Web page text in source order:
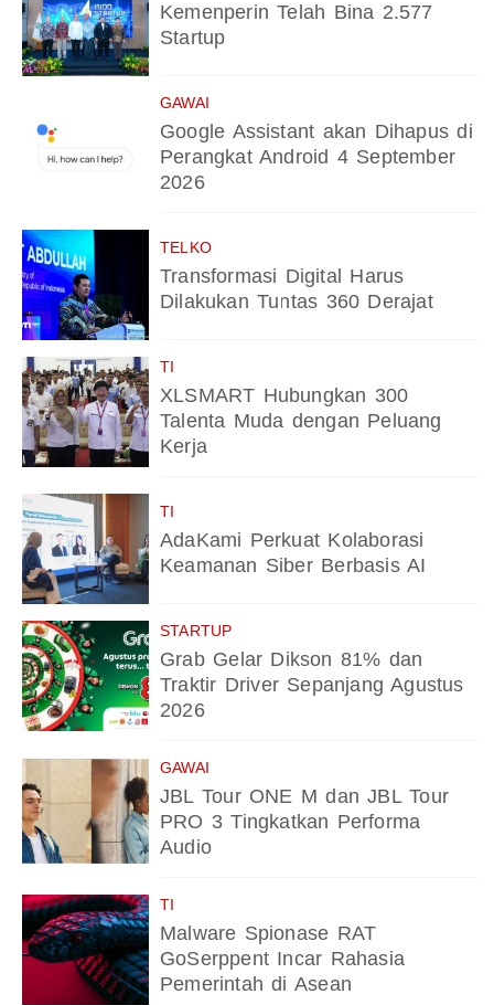
Kemenperin Telah Bina 2.577
Startup
GAWAI
Google Assistant akan Dihapus di
Perangkat Android 4 September
2026
TELKO
Transformasi Digital Harus
Dilakukan Tuntas 360 Derajat
TI
XLSMART Hubungkan 300
Talenta Muda dengan Peluang
Kerja
TI
AdaKami Perkuat Kolaborasi
Keamanan Siber Berbasis AI
STARTUP
Grab Gelar Dikson 81% dan
Traktir Driver Sepanjang Agustus
2026
GAWAI
JBL Tour ONE M dan JBL Tour
PRO 3 Tingkatkan Performa
Audio
TI
Malware Spionase RAT
GoSerppent Incar Rahasia
Pemerintah di Asean